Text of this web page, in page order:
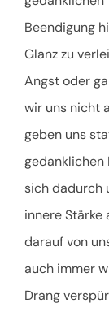
Beendigung
Glanz zu
Angst oder
wir uns nicht
geben uns
gedanklichen
sich dadurch
innere
darauf von
auch immer
Drang